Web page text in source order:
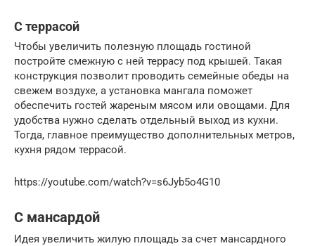
С террасой
Чтобы увеличить полезную площадь гостиной
постройте смежную с ней террасу под крышей. Такая
конструкция позволит проводить семейные обеды на
свежем воздухе, а установка мангала поможет
обеспечить гостей жареным мясом или овощами. Для
удобства нужно сделать отдельный выход из кухни.
Тогда, главное преимущество дополнительных метров,
кухня рядом террасой.
https://youtube.com/watch?v=s6Jyb5o4G10
С мансардой
Идея увеличить жилую площадь за счет мансардного